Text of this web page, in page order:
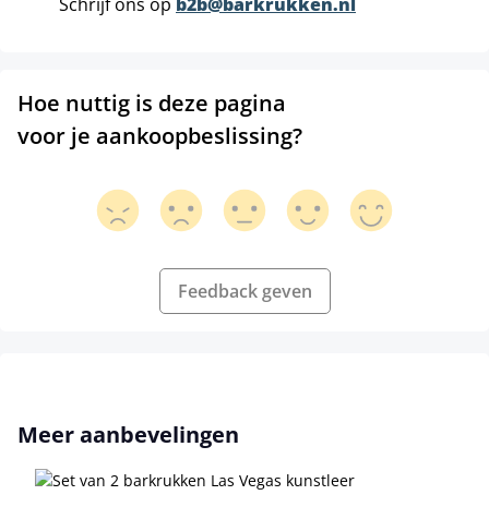
Hoe nuttig is deze pagina
voor je aankoopbeslissing?
Feedback geven
Productgalerij overslaan
Meer aanbevelingen